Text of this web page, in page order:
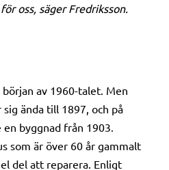
oss, säger Fredriksson.
av 1960-talet. Men
ända till 1897, och på
byggnad från 1903.
som är över 60 år gammalt
del att reparera. Enligt